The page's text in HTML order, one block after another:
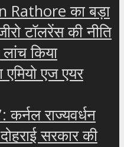
Rathore का बड़ा
टॉलरेंस की नीति
किया
एज एयर
राज्यवर्धन
सरकार की